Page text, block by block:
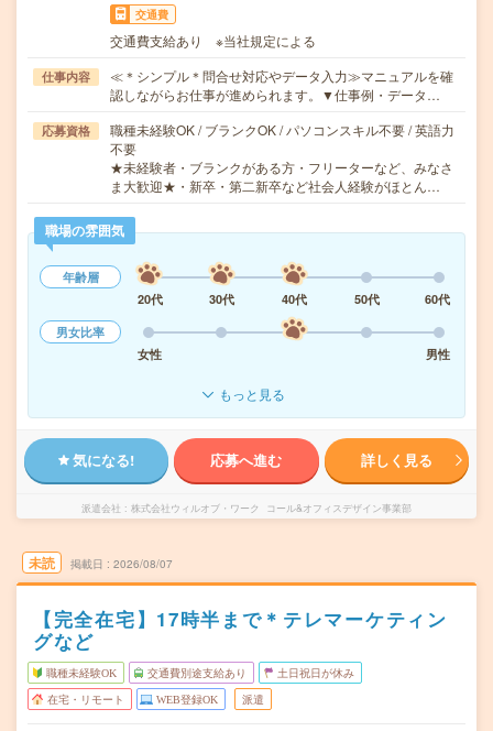
交通費
交通費支給あり ※当社規定による
仕事内容
≪＊シンプル＊問合せ対応やデータ入力≫マニュアルを確
認しながらお仕事が進められます。▼仕事例・データ…
応募資格
職種未経験OK / ブランクOK / パソコンスキル不要 / 英語力
不要
★未経験者・ブランクがある方・フリーターなど、みなさ
ま大歓迎★・新卒・第二新卒など社会人経験がほとん…
職場の雰囲気
年齢層
20代
30代 40代 50代
60代
男女比率
女性
男性
もっと見る
気になる! 応募へ進む 詳しく見る
派遣会社 株式会社ウィルオブ・ワーク コール&オフィスデザイン事業部
未読 掲載日 2026/08/07
【完全在宅】17時半まで＊テレマーケティン
グなど
職種未経験OK 交通費別途支給あり 土日祝日が休み
在宅・リモート WEB登録OK 派遣